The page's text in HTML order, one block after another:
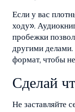
Если у вас
ходу».
пробежки
другими
формат, чтобы
Сделай
Не заставляйте